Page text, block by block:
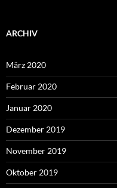
ARCHIV
März 2020
Februar 2020
Januar 2020
Dezember 2019
November 2019
Oktober 2019